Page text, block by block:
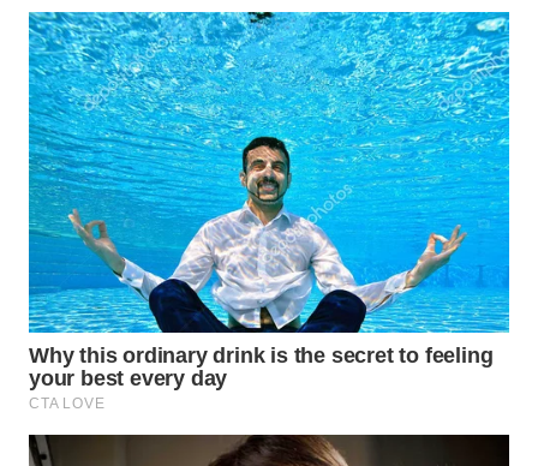
WN
TANGERANG
WN
BINJAI
WN
CIREBON
WN
INDRAMAYU
WN